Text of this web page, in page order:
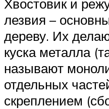
Хвостовик и
лезвия –
дереву. Их
куска металла
называют
отдельных
скреплением